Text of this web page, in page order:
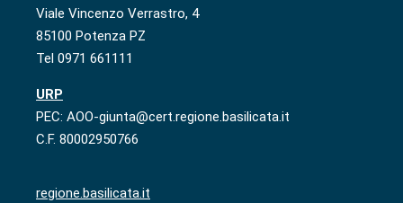
Viale Vincenzo Verrastro, 4
85100 Potenza PZ
Tel 0971 661111
URP
PEC: AOO-giunta@cert.regione.basilicata.it
C.F. 80002950766
regione.basilicata.it